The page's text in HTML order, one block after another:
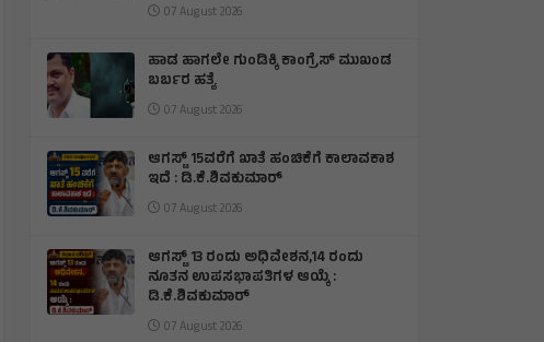
07 August 2026
ಹಾಡ ಹಾಗಲೇ ಗುಂಡಿಕ್ಕಿ ಕಾಂಗ್ರೆಸ್ ಮುಖಂಡ
ಬರ್ಬರ ಹತ್ಯೆ
07 August 2026
ಆಗಸ್ಟ್ 15ವರೆಗೆ ಖಾತೆ ಹಂಚಿಕೆಗೆ ಕಾಲಾವಕಾಶ
ಇದೆ : ಡಿ.ಕೆ.ಶಿವಕುಮಾರ್
07 August 2026
ಆಗಸ್ಟ್ 13 ರಂದು ಅಧಿವೇಶನ,14 ರಂದು
ನೂತನ ಉಪಸಭಾಪತಿಗಳ ಆಯ್ಕೆ :
ಡಿ.ಕೆ.ಶಿವಕುಮಾರ್
07 August 2026